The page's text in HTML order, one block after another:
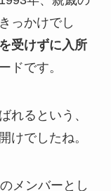
っかけでし
受けずに入所
ドです。
れるという、
けでしたね。
メンバーとし